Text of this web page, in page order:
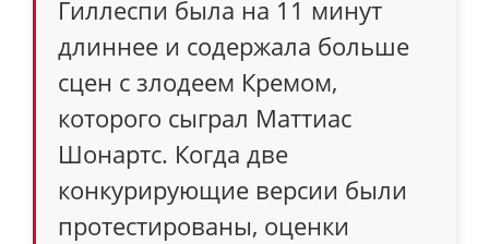
Гиллеспи была на 11 минут
длиннее и содержала больше
сцен с злодеем Кремом,
которого сыграл Маттиас
Шонартс. Когда две
конкурирующие версии были
протестированы, оценки